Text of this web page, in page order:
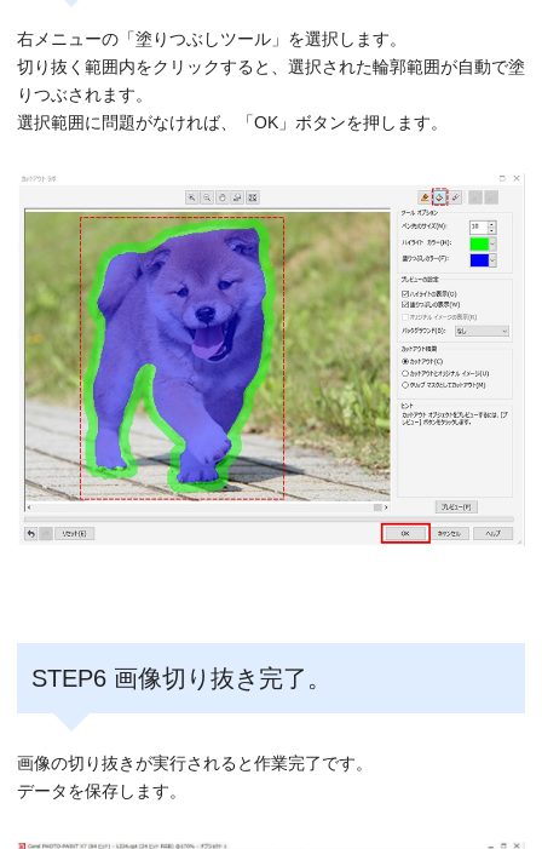
右メニューの「塗りつぶしツール」を選択します。
切り抜く範囲内をクリックすると、選択された輪郭範囲が自動で塗
りつぶされます。
選択範囲に問題がなければ、「OK」ボタンを押します。
STEP6 画像切り抜き完了。
画像の切り抜きが実行されると作業完了です。
データを保存します。